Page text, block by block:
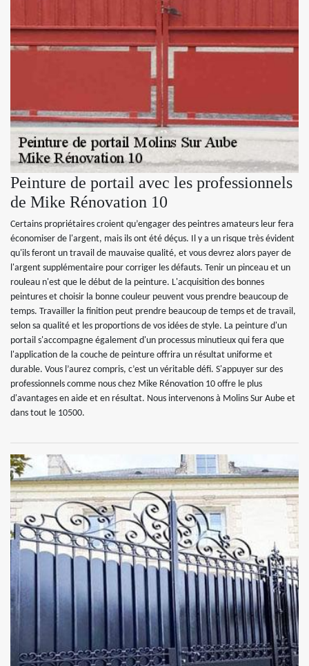
Peinture de portail avec les professionnels
de Mike Rénovation 10
Certains propriétaires croient qu’engager des peintres amateurs leur fera
économiser de l'argent, mais ils ont été déçus. Il y a un risque très évident
qu'ils feront un travail de mauvaise qualité, et vous devrez alors payer de
l'argent supplémentaire pour corriger les défauts. Tenir un pinceau et un
rouleau n'est que le début de la peinture. L'acquisition des bonnes
peintures et choisir la bonne couleur peuvent vous prendre beaucoup de
temps. Travailler la finition peut prendre beaucoup de temps et de travail,
selon sa qualité et les proportions de vos idées de style. La peinture d'un
portail s'accompagne également d'un processus minutieux qui fera que
l'application de la couche de peinture offrira un résultat uniforme et
durable. Vous l’aurez compris, c’est un véritable défi. S'appuyer sur des
professionnels comme nous chez Mike Rénovation 10 offre le plus
d'avantages en aide et en résultat. Nous intervenons à Molins Sur Aube et
dans tout le 10500.